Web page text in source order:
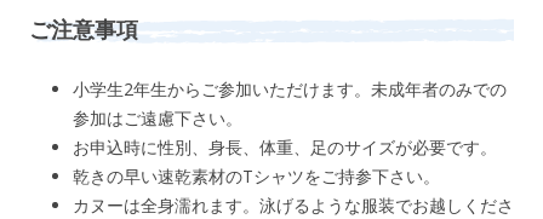
ご注意事項
小学生2年生からご参加いただけます。未成年者のみでの
参加はご遠慮下さい。
お申込時に性別、身長、体重、足のサイズが必要です。
乾きの早い速乾素材のTシャツをご持参下さい。
カヌーは全身濡れます。泳げるような服装でお越しくださ